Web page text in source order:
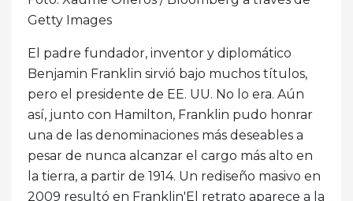
Getty Images
El padre fundador, inventor y diplomático
Benjamin Franklin sirvió bajo muchos títulos,
pero el presidente de EE. UU. No lo era. Aún
así, junto con Hamilton, Franklin pudo honrar
una de las denominaciones más deseables a
pesar de nunca alcanzar el cargo más alto en
la tierra, a partir de 1914. Un rediseño masivo en
2009 resultó en Franklin'El retrato aparece a la